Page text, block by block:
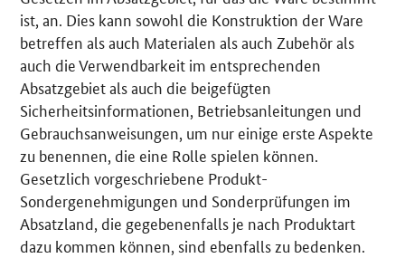
ist, an. Dies kann sowohl die Konstruktion der Ware
betreffen als auch Materialen als auch Zubehör als
auch die Verwendbarkeit im entsprechenden
Absatzgebiet als auch die beigefügten
Sicherheitsinformationen, Betriebsanleitungen und
Gebrauchsanweisungen, um nur einige erste Aspekte
zu benennen, die eine Rolle spielen können.
Gesetzlich vorgeschriebene Produkt-
Sondergenehmigungen und Sonderprüfungen im
Absatzland, die gegebenenfalls je nach Produktart
dazu kommen können, sind ebenfalls zu bedenken.